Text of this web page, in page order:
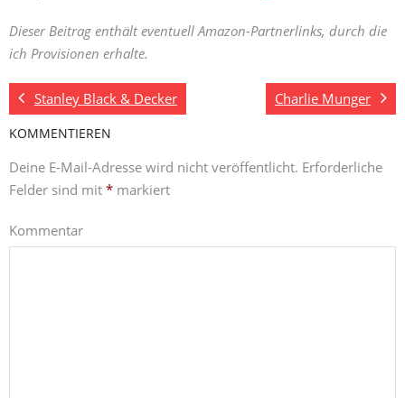
Dieser Beitrag enthält eventuell Amazon-Partnerlinks, durch die
ich Provisionen erhalte.
Stanley Black & Decker Charlie Munger
KOMMENTIEREN
Deine E-Mail-Adresse wird nicht veröffentlicht. Erforderliche
Felder sind mit * markiert
Kommentar